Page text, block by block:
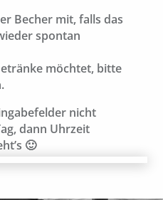
Becher mit, falls das
spontan
möchtet, bitte
nicht
dann Uhrzeit
🙂